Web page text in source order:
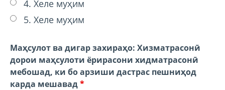
4. Хеле муҳим
5. Хеле муҳим
Маҳсулот ва дигар захираҳо: Хизматрасонӣ
дорои маҳсулоти ёрирасони хидматрасонӣ
мебошад, ки бо арзиши дастрас пешниҳод
карда мешавад*